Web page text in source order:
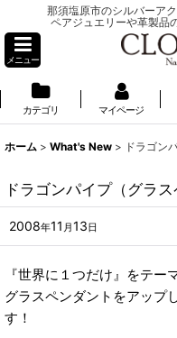
那須塩原市のシルバーア
ペアジュエリーや革製品
メニュー
カテゴリ マイページ
ホーム > What's New > ドラゴン
ドラゴンパイプ（グラ
2008年11 月13日
『世界に１つだけ』をテ
グラスペンダントをアップ
す！